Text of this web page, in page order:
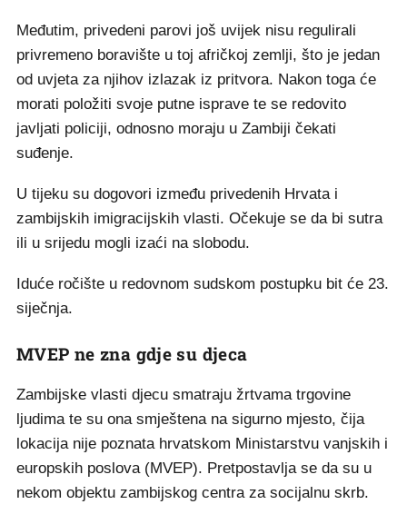
Međutim, privedeni parovi još uvijek nisu regulirali
privremeno boravište u toj afričkoj zemlji, što je jedan
od uvjeta za njihov izlazak iz pritvora. Nakon toga će
morati položiti svoje putne isprave te se redovito
javljati policiji, odnosno moraju u Zambiji čekati
suđenje.
U tijeku su dogovori između privedenih Hrvata i
zambijskih imigracijskih vlasti. Očekuje se da bi sutra
ili u srijedu mogli izaći na slobodu.
Iduće ročište u redovnom sudskom postupku bit će 23.
siječnja.
MVEP ne zna gdje su djeca
Zambijske vlasti djecu smatraju žrtvama trgovine
ljudima te su ona smještena na sigurno mjesto, čija
lokacija nije poznata hrvatskom Ministarstvu vanjskih i
europskih poslova (MVEP). Pretpostavlja se da su u
nekom objektu zambijskog centra za socijalnu skrb.